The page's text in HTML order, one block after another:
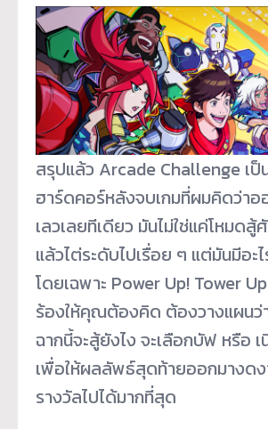
สรุปแล้ว Arcade Challenge เป็
ฮาร์ดคอร์หลังจบเกมที่ผมคิดว่าอ
เลวเลยทีเดียว มันไม่ใช่แค่โหมดสู้
แล้วไต่ระดับไปเรื่อย ๆ แต่มันมีอะ
โดยเฉพาะ Power Up! Tower
ร้องให้คุณต้องคิด ต้องวางแผนว่
ฉากนี้จะสู้ยังไง จะเลือกบัฟ หรือ
เพื่อให้ผลลัพธ์สุดท้ายออกมางดง
รางวัลไปได้มากที่สุด